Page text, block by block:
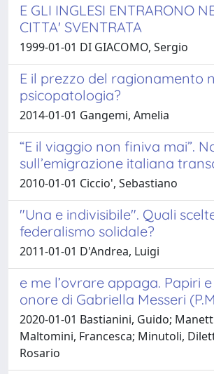
E GLI INGLESI ENTRARONO
CITTA' SVENTRATA
1999-01-01 DI GIACOMO, Sergio
E il prezzo del ragionamento
psicopatologia?
2014-01-01 Gangemi, Amelia
“E il viaggio non finiva mai”.
sull’emigrazione italiana
2010-01-01 Ciccio', Sebastiano
"Una e indivisibile". Quali
federalismo solidale?
2011-01-01 D'Andrea, Luigi
e me l’ovrare appaga. Papiri
onore di Gabriella Messeri
2020-01-01 Bastianini, Guido;
Maltomini, Francesca; Minutoli,
Rosario